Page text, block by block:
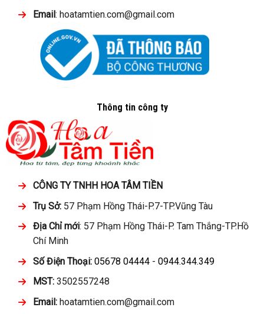
Email: hoatamtien.com@gmail.com
Thông tin công ty
CÔNG TY TNHH HOA TÂM TIỀN
Trụ Sở: 57 Phạm Hồng Thái-P.7-TP.Vũng Tàu
Địa Chỉ mới: 57 Phạm Hồng Thái-P. Tam Thắng-TP.Hồ
Chí Minh
Số Điện Thoại: 05678 04444- 0944.344.349
MST:3502557248
Email: hoatamtien.com@gmail.com